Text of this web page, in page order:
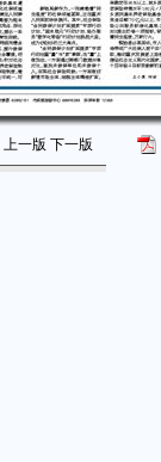
上一版 下一版